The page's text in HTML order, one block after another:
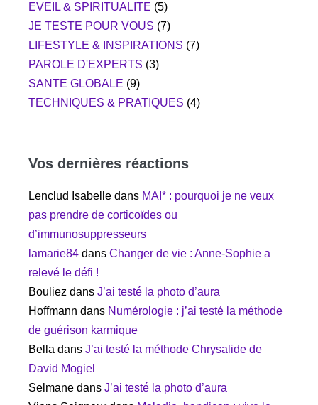
EVEIL & SPIRITUALITE (5)
JE TESTE POUR VOUS (7)
LIFESTYLE & INSPIRATIONS (7)
PAROLE D'EXPERTS (3)
SANTE GLOBALE (9)
TECHNIQUES & PRATIQUES (4)
Vos dernières réactions
Lenclud Isabelle dans MAI* : pourquoi je ne veux
pas prendre de corticoïdes ou
d’immunosuppresseurs
lamarie84 dans Changer de vie : Anne-Sophie a
relevé le défi !
Bouliez dans J’ai testé la photo d’aura
Hoffmann dans Numérologie : j’ai testé la méthode
de guérison karmique
Bella dans J’ai testé la méthode Chrysalide de
David Mogiel
Selmane dans J’ai testé la photo d’aura